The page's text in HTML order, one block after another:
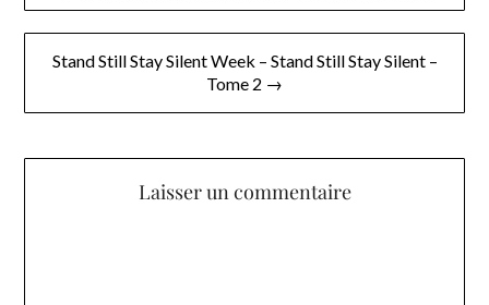
de
l’article
Stand Still Stay Silent Week – Stand Still Stay Silent –
Tome 2 →
Laisser un commentaire